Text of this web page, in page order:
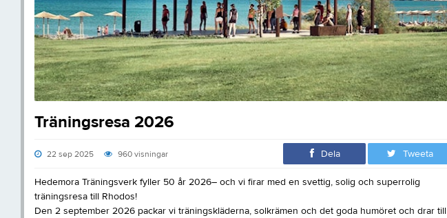
Träningsresa 2026
22 sep 2025 960visningar Dela Tweeta
Hedemora Träningsverk fyller 50 år 2026– och vi firar med en svettig, solig och superrolig
träningsresa till Rhodos!
Den 2 september 2026 packar vi träningskläderna, solkrämen och det goda humöret och drar till